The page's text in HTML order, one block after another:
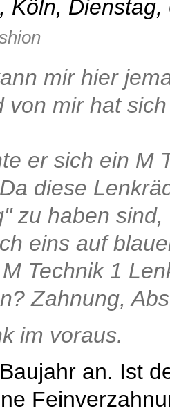
, Köln,
mir hier
von mir hat
er sich ein M
diese
zu haben
eins auf
Technik 1
Zahnung,
im voraus.
an. Ist